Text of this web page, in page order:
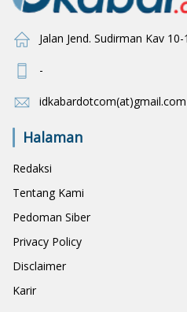
Jalan Jend. Sudirman Kav
-
idkabardotcom(at)gmail.com
Halaman
Redaksi
Tentang Kami
Pedoman Siber
Privacy Policy
Disclaimer
Karir